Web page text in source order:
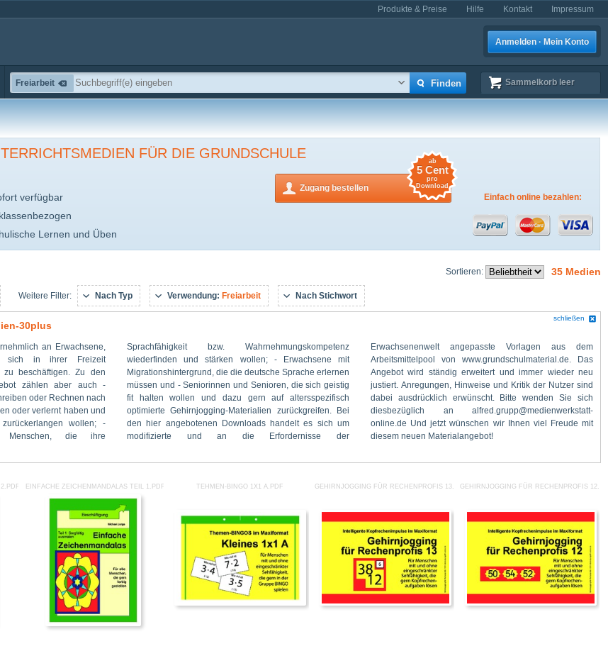
Produkte & Preise Hilfe Kontakt Impressum
Anmelden · Mein Konto
Sammelkorb leer
Freiarbeit
FÜR DIE GRUNDSCHULE
verfügbar
Lernen und Üben
Zugang bestellen
ab
5 Cent
pro
Download
Einfach online bezahlen:
Sortieren: 35 Medien
Weitere Filter: Nach Typ Verwendung: Freiarbeit Nach Stichwort
schließen
30plus
an Erwachsene,
sich in ihrer Freizeit
Zu den
zählen aber auch -
oder Rechnen nach
oder verlernt haben und
wollen; -
Menschen, die ihre
- Erwachsene mit
Sprache erlernen
Senioren, die sich geistig
auf altersspezifisch
zurückgreifen. Bei
handelt es sich um
Erfordernisse der
Vorlagen aus dem
Das
immer wieder neu
und Kritik der Nutzer sind
Bitte wenden Sie sich
wir Ihnen viel Freude mit
diesem neuen Materialangebot!
EINFACHE ZEICHENMANDALAS TEIL 1.PDF TEHMEN-BINGO 1X1 A.PDF GEHIRNJOGGING FÜR RECHENPROFIS 13.PDFGEHIRNJOGGING FÜR RECHENPROFIS